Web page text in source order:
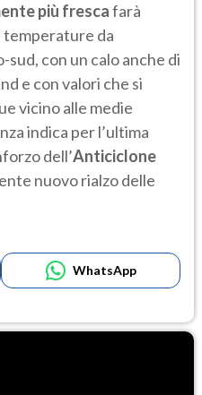
più frescafarà
temperature da
con un calo anche di
e con valori che si
vicino alle medie
indica per l’ultima
dell’Anticiclone
nuovo rialzo delle
WhatsApp